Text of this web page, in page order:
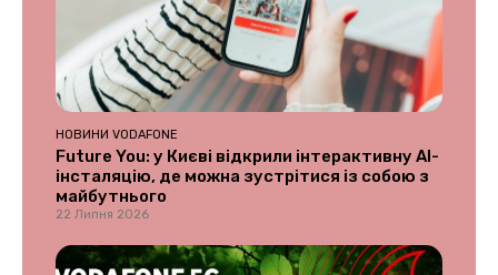
НОВИНИ VODAFONE
Future You: у Києві відкрили інтерактивну AI-
інсталяцію, де можна зустрітися із собою з
майбутнього
22 Липня 2026